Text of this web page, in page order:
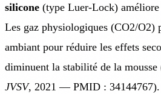
silicone (type Luer-Lock)
Les gaz physiologiques (CO2/O2)
ambiant pour réduire les effets
diminuent la stabilité de la
JVSV, 2021 — PMID : 34144767).